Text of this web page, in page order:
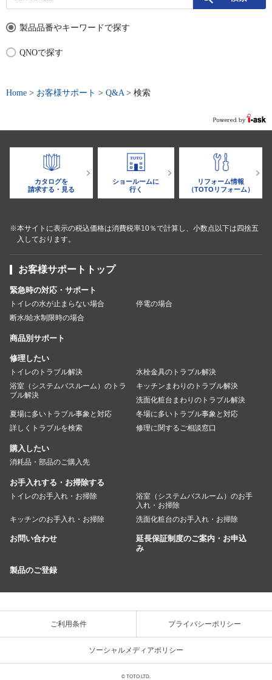
製品品番やキーワードで探す
QNOで探す
Home > お客様サポート > Q&A> 検索
カタログを
請求する・見る
ショールームに
行く
リフォーム情報
（TOTOリフォーム）
※本サイトに表示の税込価格は消費税率10％で計算し、小数点以下は四捨五
入しております。
お客様サポートトップ
緊急時の対応・サポート
トイレの水が止まらない場合
停電の場合
断水/給水制限時の場合
商品別サポート
修理したい
トイレのトラブル解決
水栓金具のトラブル解決
浴室（システムバスルーム）のトラ
ブル解決
キッチンまわりのトラブル解決
洗面化粧台まわりのトラブル解決
夏場に多いトラブル事象と対応
冬場に多いトラブル事象と対応
詳しくトラブルを検索
修理に関するご相談窓口
購入したい
消耗品・部品のご購入先
お手入れする・お掃除する
トイレのお手入れ・お掃除
浴室（システムバスルーム）のお手
入れ・お掃除
キッチンのお手入れ・お掃除
洗面化粧台のお手入れ・お掃除
お問い合わせ
延長保証制度のご案内・お申込
み
製品のご登録
ご利用条件 プライバシーポリシー
ソーシャルメディアポリシー
© TOTO LTD.